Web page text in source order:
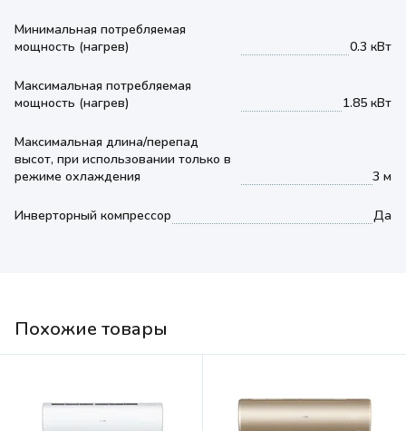
Минимальная потребляемая
мощность (нагрев)
0.3 кВт
Максимальная потребляемая
мощность (нагрев)
1.85 кВт
Максимальная длина/перепад
высот, при использовании только в
режиме охлаждения
3 м
Инверторный компрессор Да
Похожие товары